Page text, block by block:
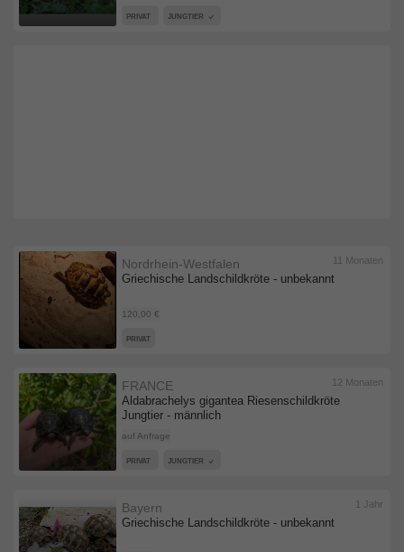
PRIVAT JUNGTIER
Griechische Landschildkröte - unbekannt
Nordrhein-Westfalen
120,00 €
11 Monaten
PRIVAT
Aldabrachelys gigantea Riesenschildkröte
Jungtier - männlich
FRANCE
auf Anfrage
12 Monaten
PRIVAT JUNGTIER
Griechische Landschildkröte - unbekannt
Bayern 1 Jahr